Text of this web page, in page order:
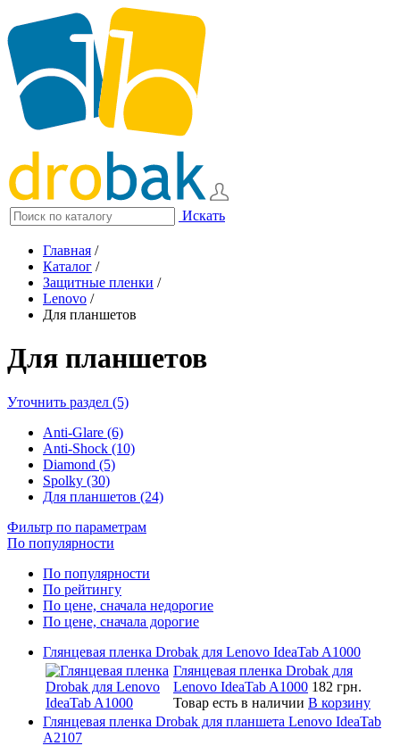
Искать
Главная /
Каталог /
Защитные пленки /
Lenovo /
Для планшетов
Для планшетов
Уточнить раздел (5)
Anti-Glare (6)
Anti-Shock (10)
Diamond (5)
Spolky (30)
Для планшетов (24)
Фильтр по параметрам
По популярности
По популярности
По рейтингу
По цене, сначала недорогие
По цене, сначала дорогие
Глянцевая пленка Drobak для Lenovo IdeaTab A1000
Глянцевая пленка Drobak для
Lenovo IdeaTab A1000 182 грн.
Товар есть в наличии В корзину
Глянцевая пленка Drobak для планшета Lenovo IdeaTab
A2107